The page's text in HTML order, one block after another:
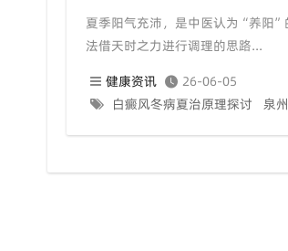
夏季阳气充沛，是中医认为“养阳
法借天时之力进行调理的思路...
健康资讯
26-06-05
白癜风冬病夏治原理探讨
泉